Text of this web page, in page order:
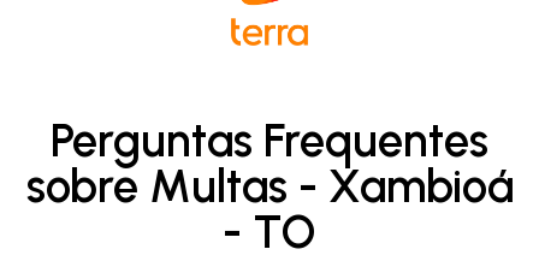
Perguntas Frequentes
sobre Multas - Xambioá
- TO